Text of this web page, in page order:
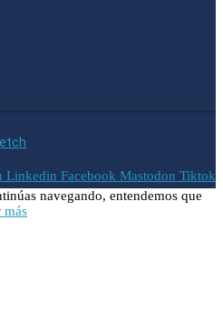
Linkedin Facebook Mastodon Tiktok
navegando, entendemos que
más